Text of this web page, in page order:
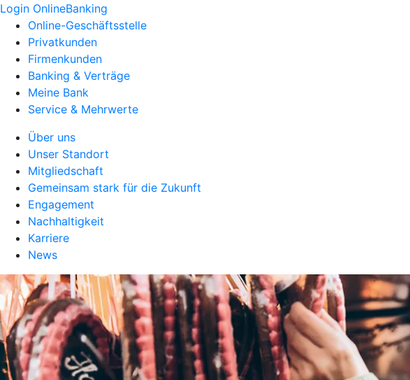
Login OnlineBanking
Online-Geschäftsstelle
Privatkunden
Firmenkunden
Banking & Verträge
Meine Bank
Service & Mehrwerte
Über uns
Unser Standort
Mitgliedschaft
Gemeinsam stark für die Zukunft
Engagement
Nachhaltigkeit
Karriere
News